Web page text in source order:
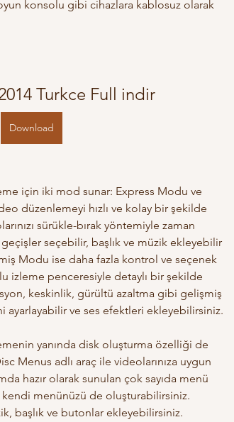
oyun konsolu gibi cihazlara kablosuz olarak
Turkce Full indir
Download
düzenlemeyi hızlı ve kolay bir şekilde
sürükle-bırak yöntemiyle zaman
seçebilir, başlık ve müzik ekleyebilir
Modu ise daha fazla kontrol ve seçenek
izleme penceresiyle detaylı bir şekilde
keskinlik, gürültü azaltma gibi gelişmiş
ayarlayabilir ve ses efektleri ekleyebilirsiniz.
Menus adlı araç ile videolarınıza uygun
hazır olarak sunulan çok sayıda menü
menünüzü de oluşturabilirsiniz.
başlık ve butonlar ekleyebilirsiniz.